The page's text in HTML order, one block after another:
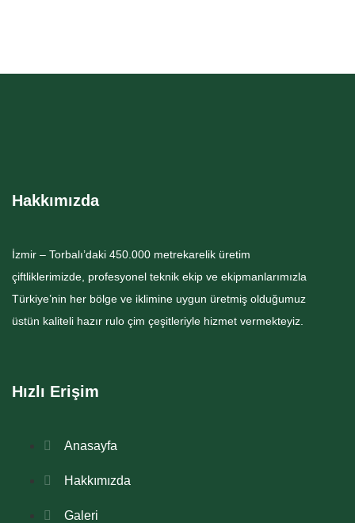
Hakkımızda
İzmir – Torbalı’daki 450.000 metrekarelik üretim
çiftliklerimizde, profesyonel teknik ekip ve ekipmanlarımızla
Türkiye’nin her bölge ve iklimine uygun üretmiş olduğumuz
üstün kaliteli hazır rulo çim çeşitleriyle hizmet vermekteyiz.
Hızlı Erişim
Anasayfa
Hakkımızda
Galeri